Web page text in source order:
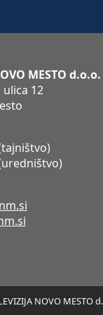
MESTO d.o.o.
12
NOVO MESTO